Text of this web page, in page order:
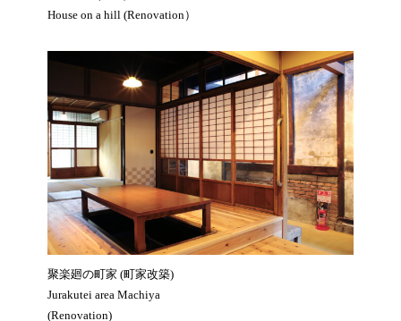
House on a hill (Renovation）
聚楽廻の町家 (町家改築)
Jurakutei area Machiya
(Renovation)